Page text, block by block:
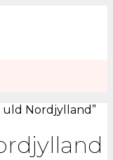
uld Nordjylland”